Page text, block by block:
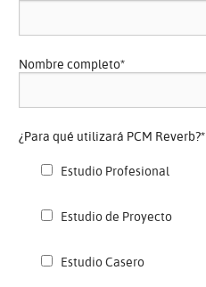
Nombre completo*
¿Para qué utilizará PCM Reverb?*
Estudio Profesional
Estudio de Proyecto
Estudio Casero